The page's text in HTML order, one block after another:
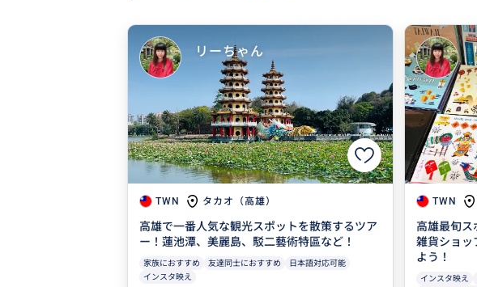
TWN タカオ（高雄）
高雄で一番人気な観光スポットを散策するツア
ー！蓮池潭、美麗島、駁二藝術特區など！
家族におすすめ 友達同士におすすめ
日本語対応可能
インスタ映え
リーちゃん
TWN
高雄最旬ス
雑貨ショッ
よう！
インスタ映え